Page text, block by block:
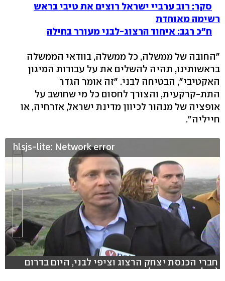
סקר: רוב ערביי ישראל רוצים את טיבי בראש
רשימה מאוחדת
ח"כ רגב: איחוד הרצוג-לבני מעורר בחילה
"החובה של ממשלה, כל ממשלה, בוודאי הממשלה
בראשותינו, תהיה להשלים את על עבודות המיגון
האקטיבי", הבטיחה לבני. "זה אומר הגדר
התת-קרקעית, והצורך לחסום כל מי שחושב על
אופציה של מנהור לכיוון מדינת ישראל, אזרחיה, או
חייליה".
hlsjs-lite: Network error
חברי הכנסת יצחק הרצוג וציפי לבני, היום בדרום
(צילום: רועי עידן)